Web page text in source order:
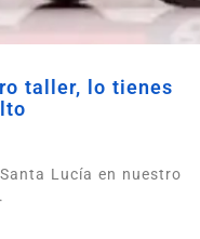
taller, lo tienes
Lucía en nuestro